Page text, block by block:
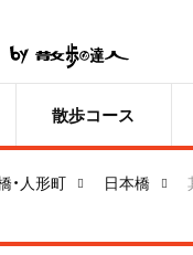
散歩コース
・人形町 日本橋